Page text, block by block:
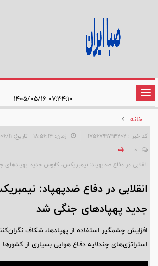
تغییر
وضعیت
ناوبری
خانه
کد خبر : 1756799794202 زمان: ۱۸:۵۶:۱۴ - تاریخ: ۱۴۰۴/۰۶/۱۱
0
انقلابی در دفاع ضدپهپاد: نیمبریکس، کابوس جدید پهپادهای
انقلابی در دفاع ضدپهپاد:
جدید پهپادهای جنگی شد
افزایش چشمگیر استفاده از پهپادها، شکاف
استراتژی‌های چندلایه دفاع هوایی بسیاری از